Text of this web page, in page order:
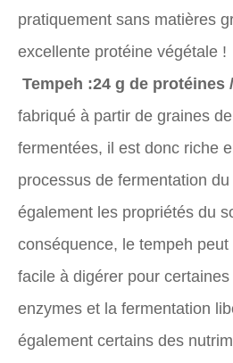
pratiquement sans matières
excellente protéine végétale !
Tempeh :24 g de protéines
fabriqué à partir de graines
fermentées, il est donc riche
processus de fermentation
également les propriétés du
conséquence, le tempeh
facile à digérer pour
enzymes et la fermentation
également certains des